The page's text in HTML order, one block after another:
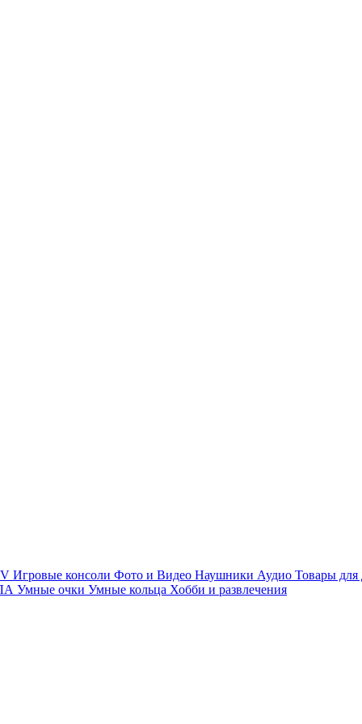
Игровые консоли Фото и Видео Наушники Аудио Товары для
Умные очки Умные кольца Хобби и развлечения